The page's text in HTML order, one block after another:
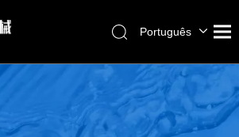
Português
العربية
Français
Pусский